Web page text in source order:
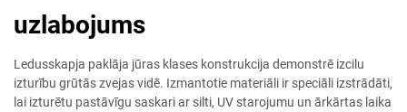
uzlabojums
Ledusskapja paklāja jūras klases konstrukcija demonstrē izcilu
izturību grūtās zvejas vidē. Izmantotie materiāli ir speciāli izstrādāti,
lai izturētu pastāvīgu saskari ar silti, UV starojumu un ārkārtas laika